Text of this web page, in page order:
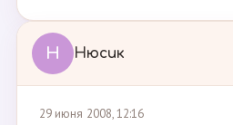
Н Нюсик
29 июня 2008, 12:16